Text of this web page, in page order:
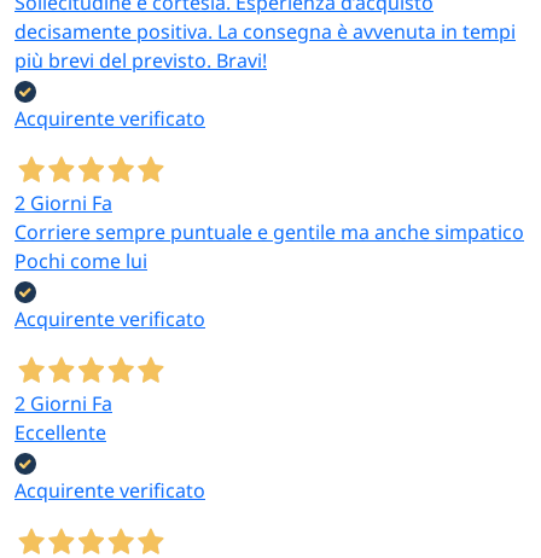
decisamente positiva. La consegna è avvenuta in tempi
più brevi del previsto. Bravi!
Acquirente verificato
2 Giorni Fa
Corriere sempre puntuale e gentile ma anche simpatico
Pochi come lui
Acquirente verificato
2 Giorni Fa
Eccellente
Acquirente verificato